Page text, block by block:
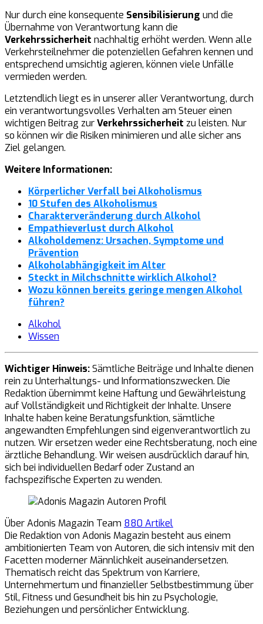
Nur durch eine konsequente Sensibilisierung und die
Übernahme von Verantwortung kann die
Verkehrssicherheit nachhaltig erhöht werden. Wenn alle
Verkehrsteilnehmer die potenziellen Gefahren kennen und
entsprechend umsichtig agieren, können viele Unfälle
vermieden werden.
Letztendlich liegt es in unserer aller Verantwortung, durch
ein verantwortungsvolles Verhalten am Steuer einen
wichtigen Beitrag zurVerkehrssicherheit zu leisten. Nur
so können wir die Risiken minimieren und alle sicher ans
Ziel gelangen.
Weitere Informationen:
Körperlicher Verfall bei Alkoholismus
10 Stufen des Alkoholismus
Charakterveränderung durch Alkohol
Empathieverlust durch Alkohol
Alkoholdemenz: Ursachen, Symptome und
Prävention
Alkoholabhängigkeit im Alter
Steckt in Milchschnitte wirklich Alkohol?
Wozu können bereits geringe mengen Alkohol
führen?
Alkohol
Wissen
Wichtiger Hinweis:Sämtliche Beiträge und Inhalte dienen
rein zu Unterhaltungs- und Informationszwecken. Die
Redaktion übernimmt keine Haftung und Gewährleistung
auf Vollständigkeit und Richtigkeit der Inhalte. Unsere
Inhalte haben keine Beratungsfunktion, sämtliche
angewandten Empfehlungen sind eigenverantwortlich zu
nutzen. Wir ersetzen weder eine Rechtsberatung, noch eine
ärztliche Behandlung. Wir weisen ausdrücklich darauf hin,
sich bei individuellen Bedarf oder Zustand an
fachspezifische Experten zu wenden.
Über Adonis Magazin Team 880 Artikel
Die Redaktion von Adonis Magazin besteht aus einem
ambitionierten Team von Autoren, die sich intensiv mit den
Facetten moderner Männlichkeit auseinandersetzen.
Thematisch reicht das Spektrum von Karriere,
Unternehmertum und finanzieller Selbstbestimmung über
Stil, Fitness und Gesundheit bis hin zu Psychologie,
Beziehungen und persönlicher Entwicklung.